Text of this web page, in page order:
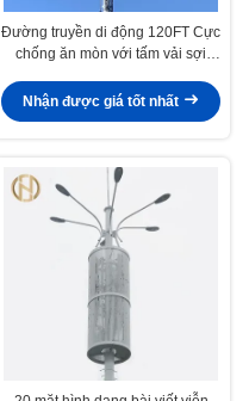
Đường truyền di động 120FT Cực
chống ăn mòn với tấm vải sợi
Nhận được giá tốt nhất